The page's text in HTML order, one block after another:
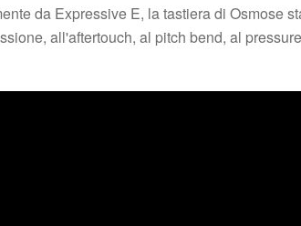
da Expressive E, la tastiera di Osmose
all'aftertouch, al pitch bend, al